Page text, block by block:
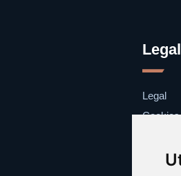
Legal
Legal
Cookies